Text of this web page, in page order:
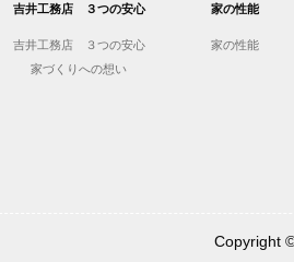
吉井工務店 ３つの安心
吉井工務店 ３つの安心
家づくりへの想い
家の性能
家の性能
Copyright